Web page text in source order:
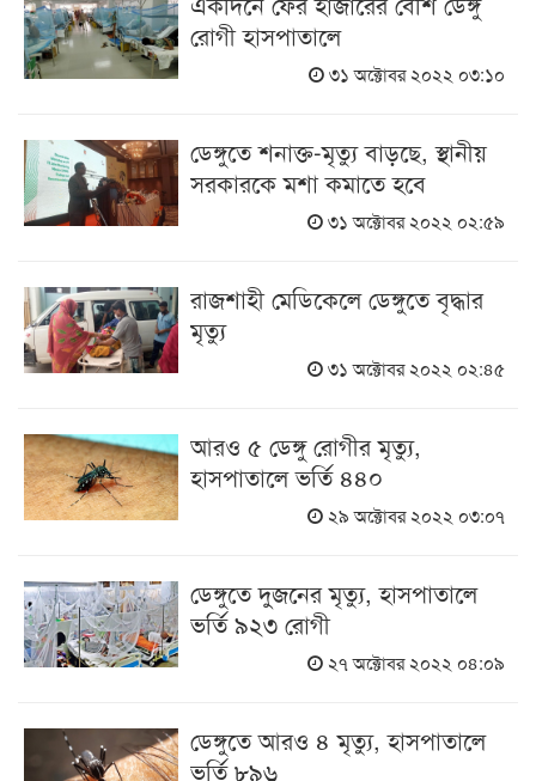
রোগী হাসপাতালে
৩১ অক্টোবর ২০২২ ০৩:১০
ডেঙ্গুতে শনাক্ত-মৃত্যু বাড়ছে, স্থানীয়
সরকারকে মশা কমাতে হবে
৩১ অক্টোবর ২০২২ ০২:৫৯
রাজশাহী মেডিকেলে ডেঙ্গুতে বৃদ্ধার
মৃত্যু
৩১ অক্টোবর ২০২২ ০২:৪৫
আরও ৫ ডেঙ্গু রোগীর মৃত্যু,
হাসপাতালে ভর্তি ৪৪০
২৯ অক্টোবর ২০২২ ০৩:০৭
ডেঙ্গুতে দুজনের মৃত্যু, হাসপাতালে
ভর্তি ৯২৩ রোগী
২৭ অক্টোবর ২০২২ ০৪:০৯
ডেঙ্গুতে আরও ৪ মৃত্যু, হাসপাতালে
ভর্তি ৮৯৬